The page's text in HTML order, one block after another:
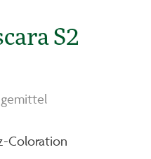
S2
Coloration